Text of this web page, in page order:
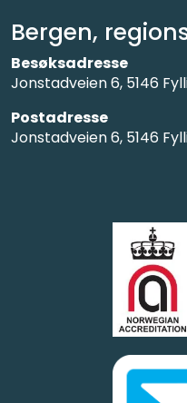
Bergen,
Besøksadresse
Jonstadveien 6, 5146
Postadresse
Jonstadveien 6, 5146